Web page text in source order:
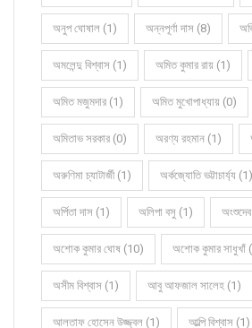
অনুপ ঘোষাল (1) অন্নপূর্ণা দাস (8)
অমলেন্দু বিশ্বাস (1) অমিত কুমার রায় (1)
অমিত মজুমদার (1) অমিত মুখোপাধ্যায় (0)
অমিতাভ সরকার (0) অরণ্য রহমান (1)
অরুণিমা চ্যাটার্জী (1) অর্কজ্যোতি ভট্টাচার্য্য (1)
অর্পিতা দাস (1) অলিপা বসু (1)
অশোক কুমার ঘোষ (10) অশোক কুমার সাধুখাঁ
অসীম বিশ্বাস (1) আবু আফজাল সালেহ (1)
আলতাফ হোসেন উজ্জ্বল (1) আল্পি বিশ্বাস (1)